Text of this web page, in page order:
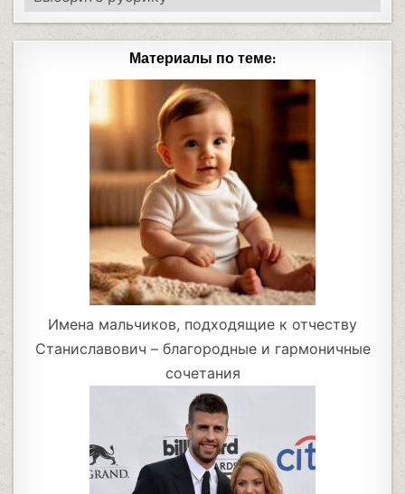
Материалы по теме:
Имена мальчиков, подходящие к отчеству
Станиславович – благородные и гармоничные
сочетания